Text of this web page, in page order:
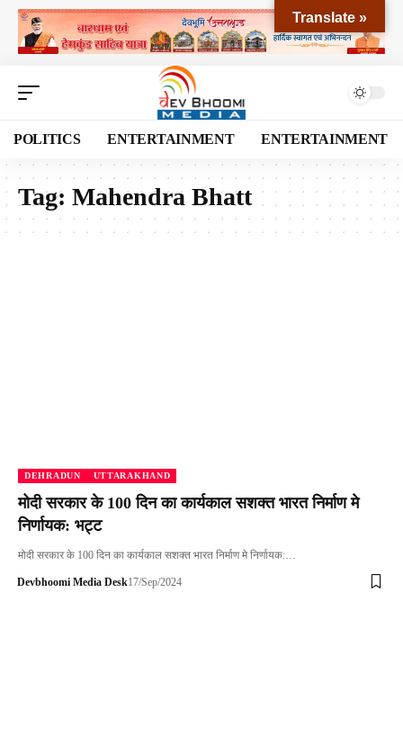
POLITICS ENTERTAINMENT ENTERTAINMENT
Tag: Mahendra Bhatt
DEHRADUN UTTARAKHAND
मोदी सरकार के 100 दिन का कार्यकाल सशक्त भारत निर्माण मे
निर्णायक: भट्ट
मोदी सरकार के 100 दिन का कार्यकाल सशक्त भारत निर्माण मे निर्णायक:…
Devbhoomi Media Desk17/Sep/2024
Translate »